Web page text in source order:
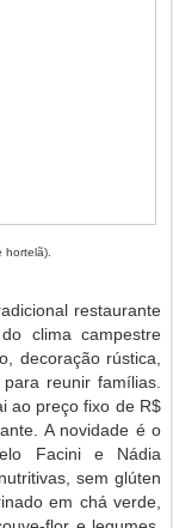
hortelã).
restaurante
clima campestre
decoração rústica,
reunir famílias.
ao preço fixo de R$
A novidade é o
Facini e Nádia
sem glúten
em chá verde,